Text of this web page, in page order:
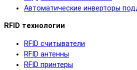
Автоматические инверторы
RFID технологии
RFID cчитыватели
RFID антенны
RFID принтеры